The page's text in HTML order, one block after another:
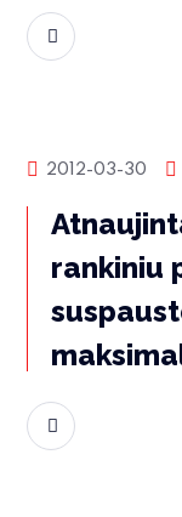
Produktų
2012-03-30
rankiniu